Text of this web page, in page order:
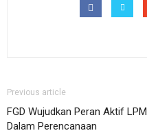
Previous article
FGD Wujudkan Peran Aktif LPM
Dalam Perencanaan